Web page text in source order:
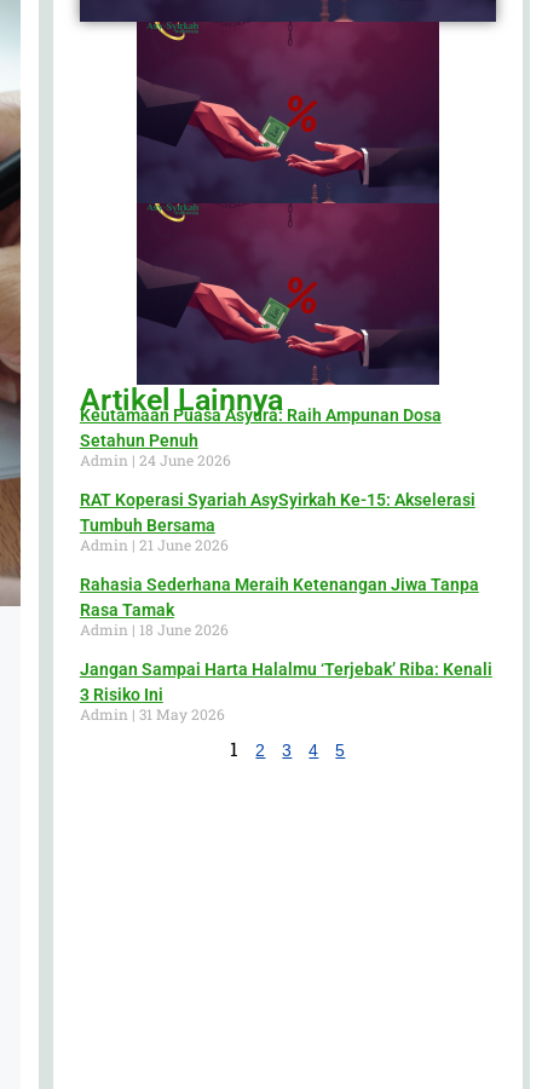
Artikel Lainnya
Keutamaan Puasa Asyura: Raih Ampunan Dosa
Setahun Penuh
Admin
24 June 2026
RAT Koperasi Syariah AsySyirkah Ke-15: Akselerasi
Tumbuh Bersama
Admin
21 June 2026
Rahasia Sederhana Meraih Ketenangan Jiwa Tanpa
Rasa Tamak
Admin
18 June 2026
Jangan Sampai Harta Halalmu ‘Terjebak’ Riba: Kenali
3 Risiko Ini
Admin
31 May 2026
1 2 3 4 5